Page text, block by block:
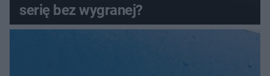
serię bez wygranej?